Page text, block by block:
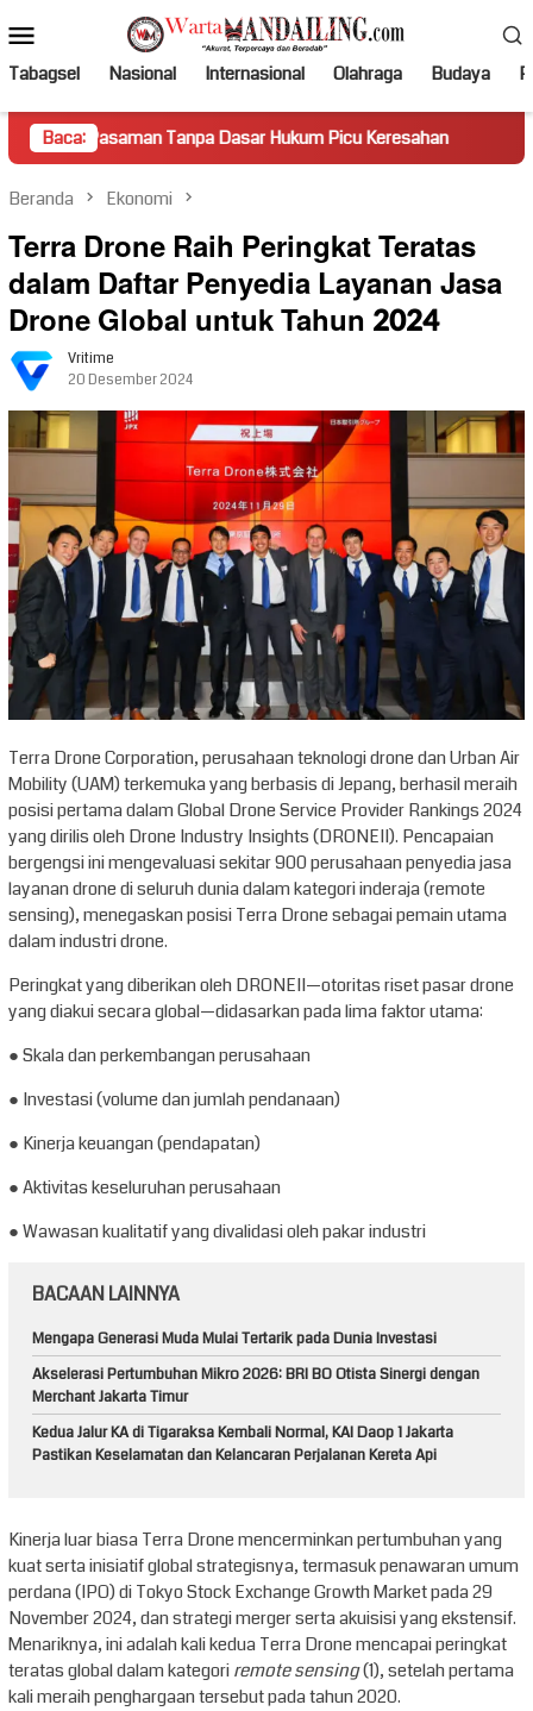
ke
kontenMobile
Tabagsel Nasional Internasional Olahraga Budaya
Baca:
Tanpa Dasar Hukum Picu Keresahan Truk Miring
Beranda Ekonomi
Terra Drone Raih Peringkat Teratas
dalam Daftar Penyedia Layanan Jasa
Drone Global untuk Tahun 2024
Vritime
20 Desember 2024
Terra Drone Corporation, perusahaan teknologi drone dan Urban Air
Mobility (UAM) terkemuka yang berbasis di Jepang, berhasil meraih
posisi pertama dalam Global Drone Service Provider Rankings 2024
yang dirilis oleh Drone Industry Insights (DRONEII). Pencapaian
bergengsi ini mengevaluasi sekitar 900 perusahaan penyedia jasa
layanan drone di seluruh dunia dalam kategori inderaja (remote
sensing), menegaskan posisi Terra Drone sebagai pemain utama
dalam industri drone.
Peringkat yang diberikan oleh DRONEII—otoritas riset pasar drone
yang diakui secara global—didasarkan pada lima faktor utama:
● Skala dan perkembangan perusahaan
● Investasi (volume dan jumlah pendanaan)
● Kinerja keuangan (pendapatan)
● Aktivitas keseluruhan perusahaan
● Wawasan kualitatif yang divalidasi oleh pakar industri
BACAAN LAINNYA
Mengapa Generasi Muda Mulai Tertarik pada Dunia Investasi
Akselerasi Pertumbuhan Mikro 2026: BRI BO Otista Sinergi dengan
Merchant Jakarta Timur
Kedua Jalur KA di Tigaraksa Kembali Normal, KAI Daop 1 Jakarta
Pastikan Keselamatan dan Kelancaran Perjalanan Kereta Api
Kinerja luar biasa Terra Drone mencerminkan pertumbuhan yang
kuat serta inisiatif global strategisnya, termasuk penawaran umum
perdana (IPO) di Tokyo Stock Exchange Growth Market pada 29
November 2024, dan strategi merger serta akuisisi yang ekstensif.
Menariknya, ini adalah kali kedua Terra Drone mencapai peringkat
teratas global dalam kategoriremote sensing(1), setelah pertama
kali meraih penghargaan tersebut pada tahun 2020.